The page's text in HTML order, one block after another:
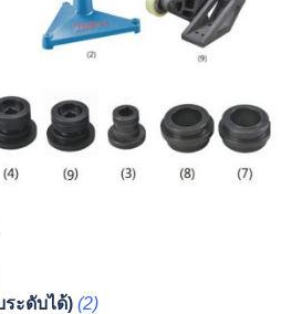
ระดับได้) (2)